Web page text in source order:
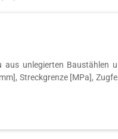
aus unlegierten Baustählen
Streckgrenze [MPa],